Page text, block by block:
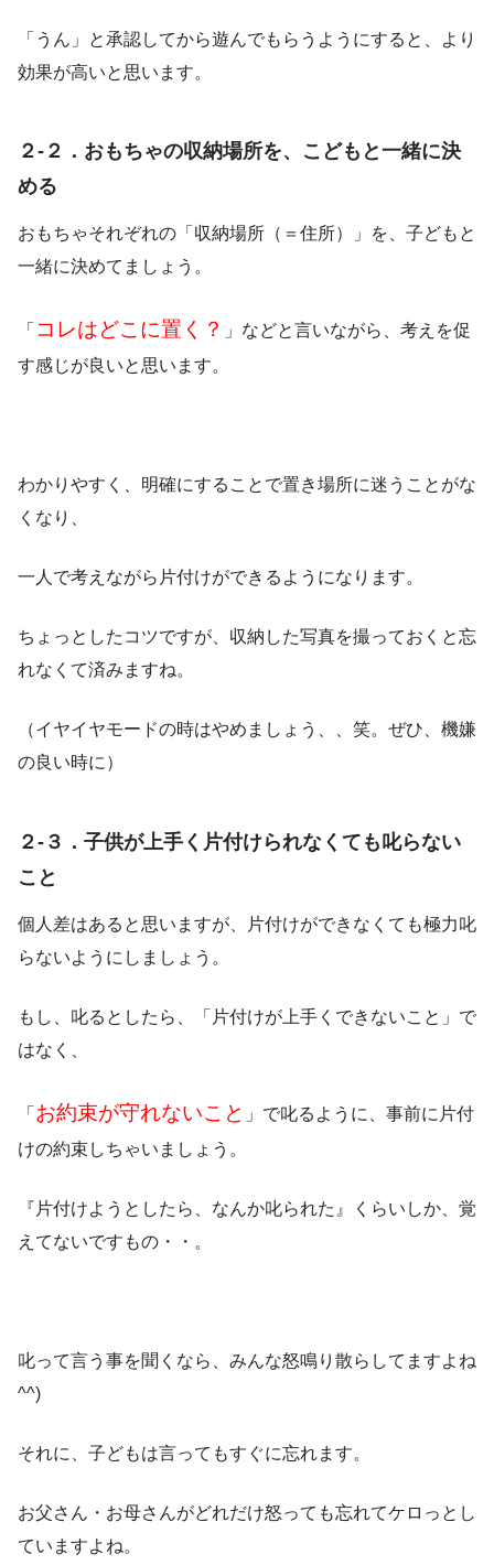
「うん」と承認してから遊んでもらうようにすると、より
効果が高いと思います。
２-２．おもちゃの収納場所を、こどもと一緒に決
める
おもちゃそれぞれの「収納場所（＝住所）」を、子どもと
一緒に決めてましょう。
「 コレはどこに置く？ 」などと言いながら、考えを促
す感じが良いと思います。
わかりやすく、明確にすることで置き場所に迷うことがな
くなり、
一人で考えながら片付けができるようになります。
ちょっとしたコツですが、収納した写真を撮っておくと忘
れなくて済みますね。
（イヤイヤモードの時はやめましょう、、笑。ぜひ、機嫌
の良い時に）
２-３．子供が上手く片付けられなくても叱らない
こと
個人差はあると思いますが、片付けができなくても極力叱
らないようにしましょう。
もし、叱るとしたら、「片付けが上手くできないこと」で
はなく、
「 お約束が守れないこと 」で叱るように、事前に片付
けの約束しちゃいましょう。
『片付けようとしたら、なんか叱られた』くらいしか、覚
えてないですもの・・。
叱って言う事を聞くなら、みんな怒鳴り散らしてますよね
^^)
それに、子どもは言ってもすぐに忘れます。
お父さん・お母さんがどれだけ怒っても忘れてケロっとし
ていますよね。